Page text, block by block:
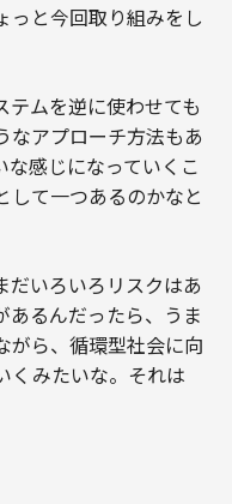
っと今回取り組みをし
テムを逆に使わせても
なアプローチ方法もあ
な感じになっていくこ
して一つあるのかなと
だいろいろリスクはあ
あるんだったら、うま
がら、循環型社会に向
くみたいな。それは